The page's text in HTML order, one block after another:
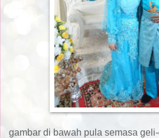
gambar di bawah pula semasa